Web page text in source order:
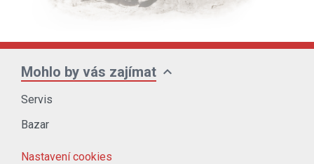
Mohlo by vás zajímat expand_more
Servis
Bazar
Nastavení cookies